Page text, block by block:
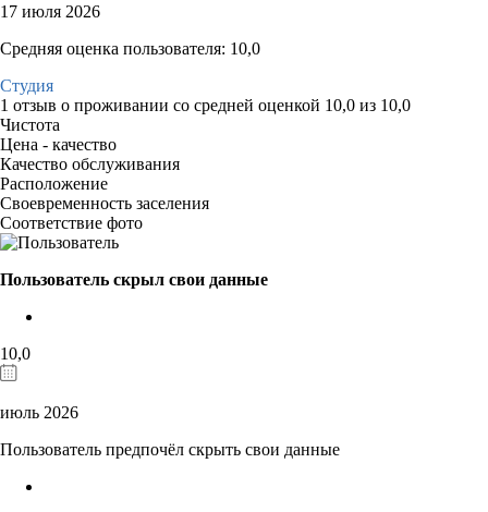
17 июля 2026
Средняя оценка пользователя: 10,0
Студия
1 отзыв о проживании со средней оценкой 10,0 из 10,0
Чистота
Цена - качество
Качество обслуживания
Расположение
Своевременность заселения
Соответствие фото
Пользователь скрыл свои данные
10,0
июль 2026
Пользователь предпочёл скрыть свои данные